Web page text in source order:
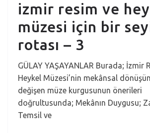
izmir resim ve
müzesi için bir
rotası – 3
GÜLAY YAŞAYANLAR Burada; İzmir
Heykel Müzesi’nin mekânsal
değişen müze kurgusunun önerileri
doğrultusunda; Mekânın Duygusu;
Temsil ve